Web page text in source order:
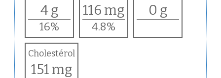
4 g
16%
116 mg
4.8%
0 g
Cholestérol
151 mg